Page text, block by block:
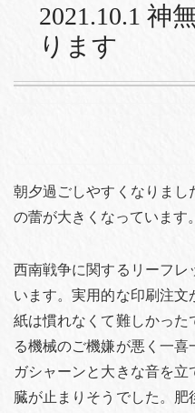
2021.10.1 神
ります
朝夕過ごしやすくなりまし
の蕾が大きくなっています。
西南戦争に関するリーフレ
います。実用的な印刷注文
紙は慣れなくて難しかった
る機械のご機嫌が悪く一喜
ガシャーンと大きな音を
臓が止まりそうでした。